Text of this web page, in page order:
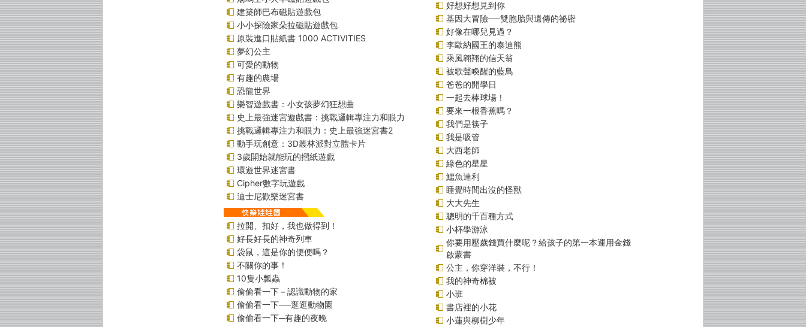
建築師巴布磁貼遊戲包
小小探險家朵拉磁貼遊戲包
原裝進口貼紙書 1000 ACTIVITIES
夢幻公主
可愛的動物
有趣的農場
恐龍世界
樂智遊戲書：小女孩夢幻狂想曲
史上最強迷宮遊戲書：挑戰邏輯專注力和眼力
挑戰邏輯專注力和眼力：史上最強迷宮書2
動手玩創意：3D叢林派對立體卡片
3歲開始就能玩的摺紙遊戲
環遊世界迷宮書
Cipher數字玩遊戲
迪士尼歡樂迷宮書
拉開、扣好，我也做得到！
好長好長的神奇列車
袋鼠，這是你的便便嗎？
不關你的事！
10隻小瓢蟲
偷偷看一下－認識動物的家
偷偷看一下──逛逛動物園
偷偷看一下─有趣的夜晚
好想好想見到你
基因大冒險──雙胞胎與遺傳的祕密
好像在哪兒見過？
李歐納國王的泰迪熊
乘風翱翔的信天翁
被歌聲喚醒的藍鳥
爸爸的開學日
一起去棒球場！
要來一根香蕉嗎？
我們是筷子
我是吸管
大西老師
綠色的星星
鱷魚達利
睡覺時間出沒的怪獸
大大先生
聰明的千百種方式
小杯學游泳
你要用壓歲錢買什麼呢？給孩子的第一本運用金錢
啟蒙書
公主，你穿洋裝，不行！
我的神奇棉被
小班
書店裡的小花
小蓮與柳樹少年